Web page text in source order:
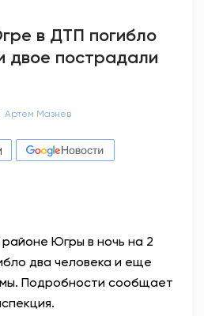
в ДТП погибло
двое пострадали
Артем Мазнев
Югры в ночь на 2
два человека и еще
Подробности сообщает